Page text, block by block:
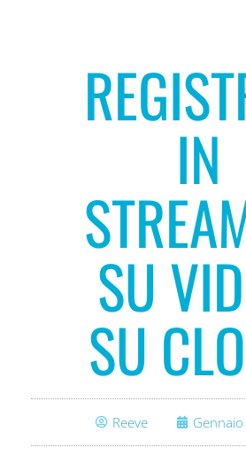
IN
SU
SU
Reeve